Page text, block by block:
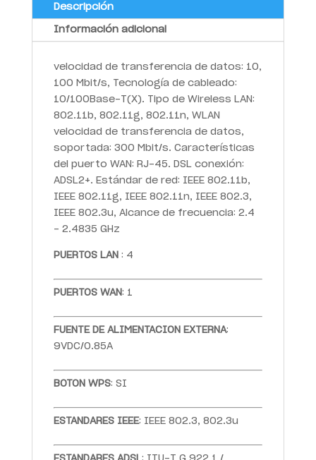
Descripción
Información adicional
velocidad de transferencia de datos: 10,
100 Mbit/s, Tecnología de cableado:
10/100Base-T(X). Tipo de Wireless LAN:
802.11b, 802.11g, 802.11n, WLAN
velocidad de transferencia de datos,
soportada: 300 Mbit/s. Características
del puerto WAN: RJ-45. DSL conexión:
ADSL2+. Estándar de red: IEEE 802.11b,
IEEE 802.11g, IEEE 802.11n, IEEE 802.3,
IEEE 802.3u, Alcance de frecuencia: 2.4
- 2.4835 GHz
PUERTOS LAN : 4
PUERTOS WAN: 1
FUENTE DE ALIMENTACION EXTERNA:
9VDC/0.85A
BOTON WPS: SI
ESTANDARES IEEE: IEEE 802.3, 802.3u